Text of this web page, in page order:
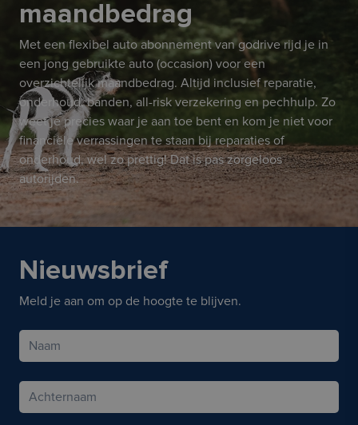
maandbedrag
Met een flexibel auto abonnement van godrive rijd je in
een jong gebruikte auto (occasion) voor een
overzichtelijk maandbedrag. Altijd inclusief reparatie,
onderhoud, banden, all-risk verzekering en pechhulp. Zo
weet je precies waar je aan toe bent en kom je niet voor
financiële verrassingen te staan bij reparaties of
onderhoud, wel zo prettig! Dat is pas zorgeloos
autorijden.
Nieuwsbrief
Meld je aan om op de hoogte te blijven.